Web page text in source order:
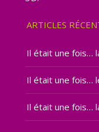
ARTICLES
Il était une fois…
Il était une fois…
Il était une fois…